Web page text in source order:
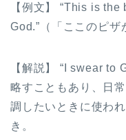
【例文】 “This is
God.”（「ここのピザ
【解説】 “I swear to
略すこともあり、日
調したいときに使わ
き。